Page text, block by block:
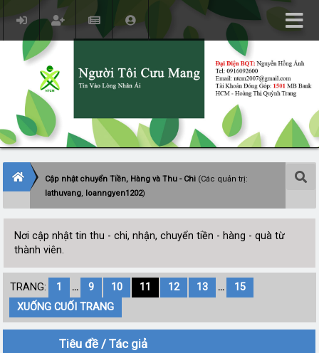
Cập nhật chuyển Tiền, Hàng và Thu - Chi(Các quản trị:
lathuvang, loanngyen1202)
Nơi cập nhật tin thu - chi, nhận, chuyển tiền - hàng - quà từ
thành viên.
TRANG: 1 ... 9 10 11 12 13 ...
15
XUỐNG CUỐI TRANG
Tiêu đề /Tác giả